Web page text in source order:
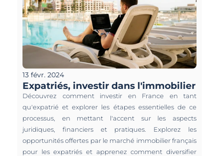
13 févr. 2024
Découvrez comment investir en France en tant
qu'expatrié et explorer les étapes essentielles de ce
processus, en mettant l'accent sur les aspects
juridiques, financiers et pratiques. Explorez les
opportunités offertes par le marché immobilier français
pour les expatriés et apprenez comment diversifier